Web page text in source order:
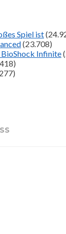
Spiel ist
(23.708)
Infinite